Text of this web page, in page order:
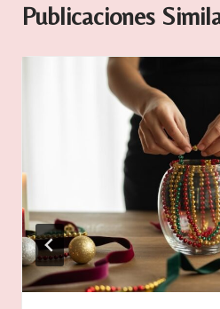
Publicaciones